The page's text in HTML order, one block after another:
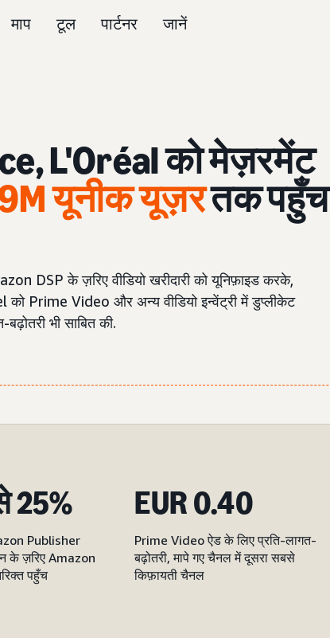
माप टूल पार्टनर जानें
L'Oréal को मेज़रमेंट
यूनीक यूज़रतक पहुँच
DSP के ज़रिए वीडियो खरीदारी को यूनिफ़ाइड करके,
Prime Video और अन्य वीडियो इन्वेंट्री में डुप्लीकेट
भी साबित की.
25%
Publisher
के ज़रिए Amazon
पहुँच
EUR 0.40
Prime Video ऐड के लिए प्रति-लागत-
बढ़ोतरी, मापे गए चैनल में दूसरा सबसे
किफ़ायती चैनल